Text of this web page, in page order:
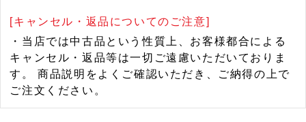
[キャンセル・返品についてのご注意]
・当店では中古品という性質上、お客様都合による
キャンセル・返品等は一切ご遠慮いただいておりま
す。 商品説明をよくご確認いただき、ご納得の上で
ご注文ください。